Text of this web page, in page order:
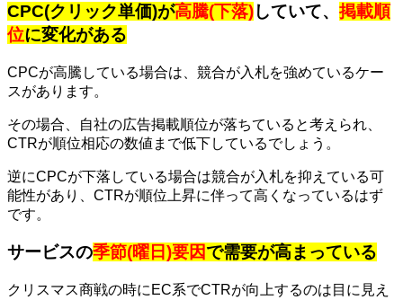
CPC(クリック単価)が高騰(下落)していて、 掲載順
位に変化がある
CPCが高騰している場合は、競合が入札を強めているケー
スがあります。
その場合、自社の広告掲載順位が落ちていると考えられ、
CTRが順位相応の数値まで低下しているでしょう。
逆にCPCが下落している場合は競合が入札を抑えている可
能性があり、CTRが順位上昇に伴って高くなっているはず
です。
サービスの季節(曜日)要因で需要が高まっている
クリスマス商戦の時にEC系でCTRが向上するのは目に見え